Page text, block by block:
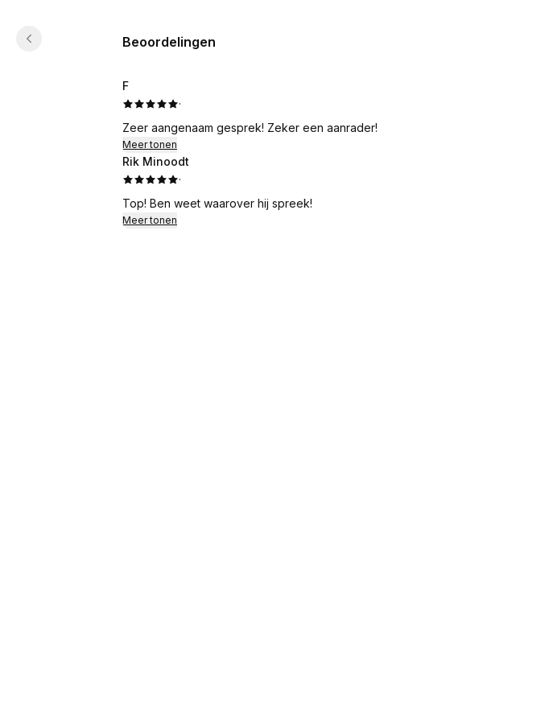
Beoordelingen
F
·
Zeer aangenaam gesprek! Zeker een aanrader!
Meer tonen
Rik Minoodt
·
Top! Ben weet waarover hij spreek!
Meer tonen